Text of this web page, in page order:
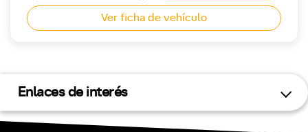
Ver ficha de vehículo
Enlaces de interés